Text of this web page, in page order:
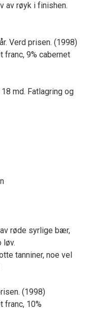
av røyk i finishen.
Verd prisen. (1998)
franc, 9% cabernet
md. Fatlagring og
røde syrlige bær,
løv.
tanniner, noe vel
(1998)
franc, 10%